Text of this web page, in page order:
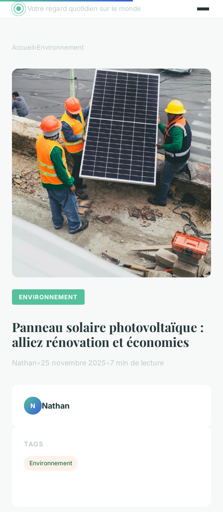
Votre regard quotidien sur le monde
Accueil›Environnement
ENVIRONNEMENT
Panneau solaire photovoltaïque :
alliez rénovation et économies
Nathan •25 novembre 2025•7 min de lecture
N Nathan
TAGS
Environnement